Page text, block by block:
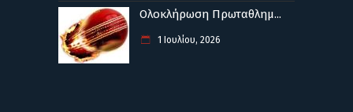
Ολοκλήρωση Πρωταθλημ...
1 Ιουλίου, 2026